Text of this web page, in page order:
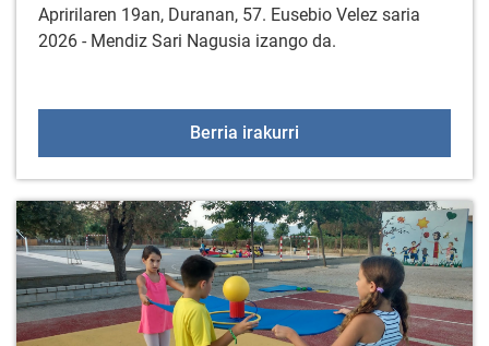
Apririlaren 19an, Duranan, 57. Eusebio Velez saria
2026 - Mendiz Sari Nagusia izango da.
Berria irakurri